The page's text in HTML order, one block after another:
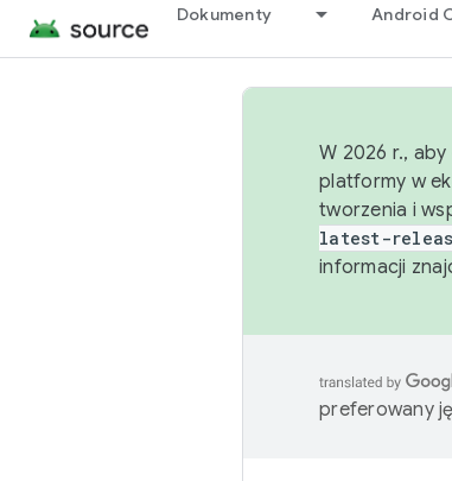
Dokumenty Android
W 2026 r.,
platformy w
tworzenia i
latest-
informacji
preferowany